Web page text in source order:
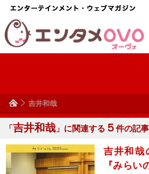
吉井和哉
「吉井和哉 」に関連する ５件の記事
吉井和哉
『みらい